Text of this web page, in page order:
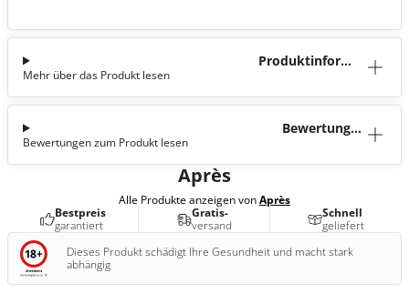
Produktinforma
Mehr über das Produkt lesen
Bewertunge
Bewertungen zum Produkt lesen
Après
Alle Produkte anzeigen vonAprès
Bestpreis
garantiert
Gratis-
versand
Schnell
geliefert
Dieses Produkt schädigt Ihre Gesundheit und macht stark
abhängig